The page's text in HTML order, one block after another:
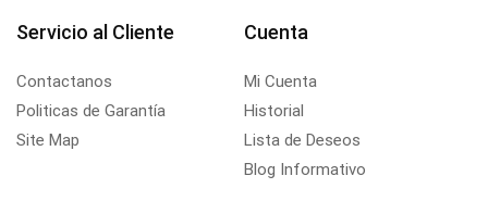
Servicio al Cliente
Contactanos
Politicas de Garantía
Site Map
Cuenta
Mi Cuenta
Historial
Lista de Deseos
Blog Informativo